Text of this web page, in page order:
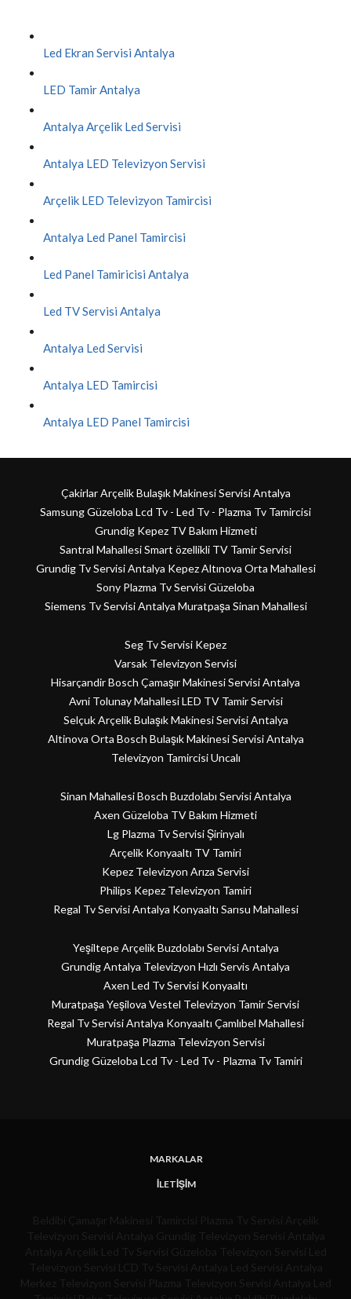
Led Ekran Servisi Antalya
LED Tamir Antalya
Antalya Arçelik Led Servisi
Antalya LED Televizyon Servisi
Arçelik LED Televizyon Tamircisi
Antalya Led Panel Tamircisi
Led Panel Tamiricisi Antalya
Led TV Servisi Antalya
Antalya Led Servisi
Antalya LED Tamircisi
Antalya LED Panel Tamircisi
Çakirlar Arçelik Bulaşık Makinesi Servisi Antalya
Samsung Güzeloba Lcd Tv - Led Tv - Plazma Tv Tamircisi
Grundig Kepez TV Bakım Hizmeti
Santral Mahallesi Smart özellikli TV Tamir Servisi
Grundig Tv Servisi Antalya Kepez Altınova Orta Mahallesi
Sony Plazma Tv Servisi Güzeloba
Siemens Tv Servisi Antalya Muratpaşa Sinan Mahallesi
Seg Tv Servisi Kepez
Varsak Televizyon Servisi
Hisarçandir Bosch Çamaşır Makinesi Servisi Antalya
Avni Tolunay Mahallesi LED TV Tamir Servisi
Selçuk Arçelik Bulaşık Makinesi Servisi Antalya
Altinova Orta Bosch Bulaşık Makinesi Servisi Antalya
Televizyon Tamircisi Uncalı
Sinan Mahallesi Bosch Buzdolabı Servisi Antalya
Axen Güzeloba TV Bakım Hizmeti
Lg Plazma Tv Servisi Şirinyalı
Arçelik Konyaaltı TV Tamiri
Kepez Televizyon Arıza Servisi
Philips Kepez Televizyon Tamiri
Regal Tv Servisi Antalya Konyaaltı Sarısu Mahallesi
Yeşiltepe Arçelik Buzdolabı Servisi Antalya
Grundig Antalya Televizyon Hızlı Servis Antalya
Axen Led Tv Servisi Konyaaltı
Muratpaşa Yeşilova Vestel Televizyon Tamir Servisi
Regal Tv Servisi Antalya Konyaaltı Çamlıbel Mahallesi
Muratpaşa Plazma Televizyon Servisi
Grundig Güzeloba Lcd Tv - Led Tv - Plazma Tv Tamiri
MARKALAR
İLETIŞIM